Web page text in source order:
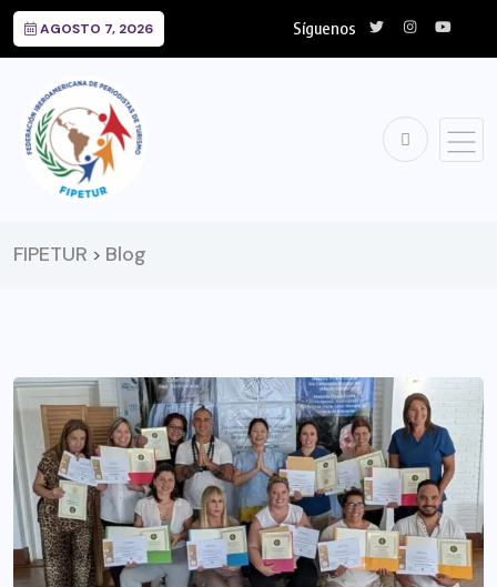
AGOSTO 7, 2026 Síguenos
FIPETUR > Blog